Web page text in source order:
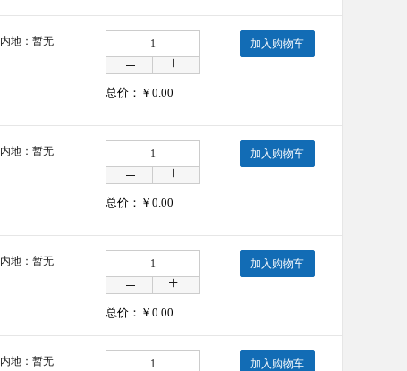
内地：暂无
总价：￥ 0.00
加入购物车
内地：暂无
总价：￥ 0.00
加入购物车
内地：暂无
总价：￥ 0.00
加入购物车
内地：暂无 加入购物车